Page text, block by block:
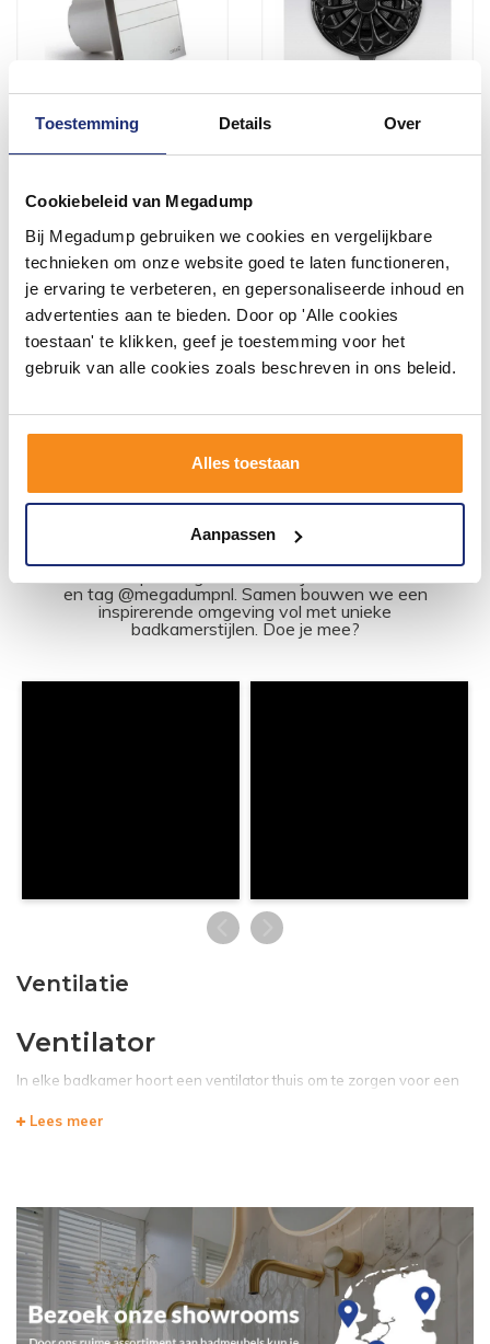
Toestemming Details Over
Cookiebeleid van Megadump
Bij Megadump gebruiken we cookies en vergelijkbare
technieken om onze website goed te laten functioneren,
je ervaring te verbeteren, en gepersonaliseerde inhoud en
advertenties aan te bieden. Door op 'Alle cookies
toestaan' te klikken, geef je toestemming voor het
gebruik van alle cookies zoals beschreven in ons beleid.
Alles toestaan
Aanpassen
2 - 3 Weken
79,00
65,00
Meer info
38,95
Meer info
1 2 3 4 5 8
#mijndroombadkamer
en tag @megadumpnl. Samen bouwen we een
inspirerende omgeving vol met unieke
badkamerstijlen. Doe je mee?
Ventilatie
Ventilator
In elke badkamer hoort een ventilator thuis om te zorgen voor een
dankzij zijn draaiende schroeven een mooi uiterlijk.
niet, dit is erg belangrijk omdat het gebied waar dit product staat
vaak een plaats is waar veel corosie ontstaat.
Lees meer